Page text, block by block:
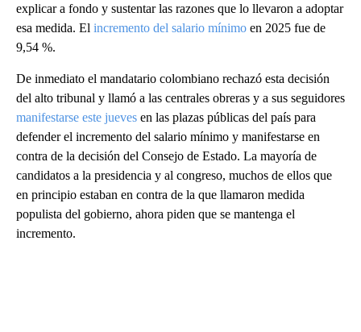
explicar a fondo y sustentar las razones que lo llevaron a adoptar
esa medida. El incremento del salario mínimo en 2025 fue de
9,54 %.
De inmediato el mandatario colombiano rechazó esta decisión
del alto tribunal y llamó a las centrales obreras y a sus seguidores
manifestarse este jueves en las plazas públicas del país para
defender el incremento del salario mínimo y manifestarse en
contra de la decisión del Consejo de Estado. La mayoría de
candidatos a la presidencia y al congreso, muchos de ellos que
en principio estaban en contra de la que llamaron medida
populista del gobierno, ahora piden que se mantenga el
incremento.